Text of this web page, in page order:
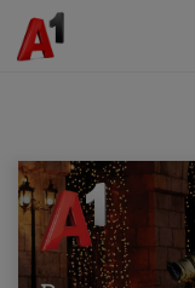
МК EN SQ